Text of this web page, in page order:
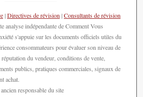
|Directives de révision|Consultants de révision
analyse indépendante de Comment Vous
s'appuie sur les documents officiels utiles du
consommateurs pour évaluer son niveau de
du vendeur, conditions de vente,
publics, pratiques commerciales, signaux de
achat.
responsable du site